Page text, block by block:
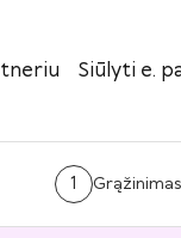
Siūlyti e.
1 Grąžinimas